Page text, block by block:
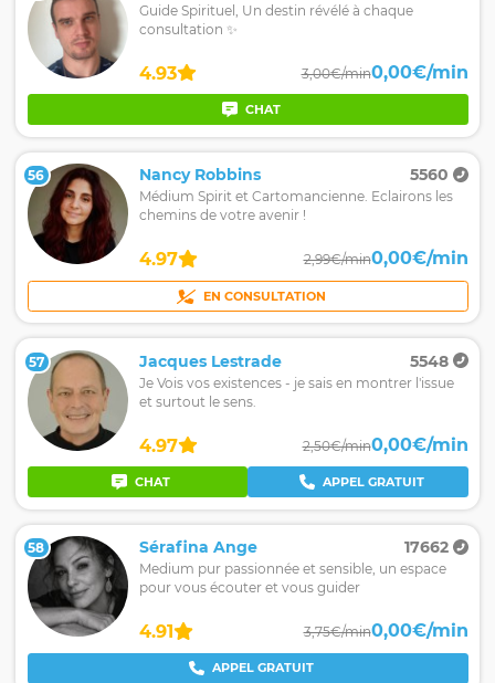
Guide Spirituel, Un destin révélé à chaque
consultation ✨
4.93 3,00€/min0,00€/min
CHAT
56 Nancy Robbins 5560
Médium Spirit et Cartomancienne. Eclairons les
chemins de votre avenir !
4.97 2,99€/min0,00€/min
EN CONSULTATION
57 Jacques Lestrade 5548
Je Vois vos existences - je sais en montrer l'issue
et surtout le sens.
4.97 2,50€/min0,00€/min
CHAT APPEL GRATUIT
58 Sérafina Ange 17662
Medium pur passionnée et sensible, un espace
pour vous écouter et vous guider
4.91 3,75€/min0,00€/min
APPEL GRATUIT